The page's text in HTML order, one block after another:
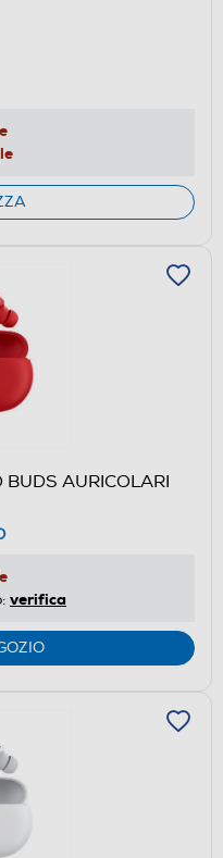
BUDS AURICOLARI
verifica